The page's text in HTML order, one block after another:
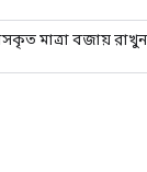
মাত্রা বজায়